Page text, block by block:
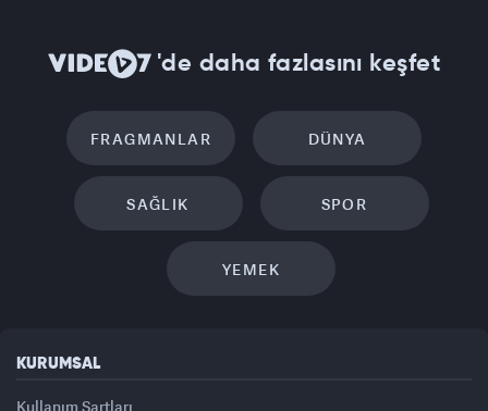
'de daha fazlasını keşfet
FRAGMANLAR DÜNYA
SAĞLIK SPOR
YEMEK
KURUMSAL
Kullanım Şartları